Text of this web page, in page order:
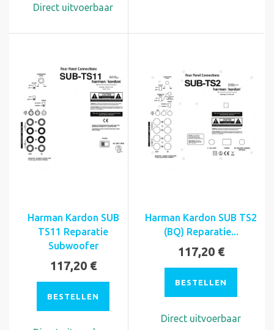
Direct uitvoerbaar
Harman Kardon SUB
TS11 Reparatie
Subwoofer
117,20 €
BESTELLEN
Harman Kardon SUB TS2
(BQ) Reparatie...
117,20 €
BESTELLEN
Direct uitvoerbaar